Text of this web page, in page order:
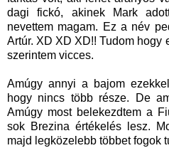
dagi fickó, akinek Mark
nevettem magam. Ez a név
Artúr. XD XD XD!! Tudom hogy
szerintem vicces.
Amúgy annyi a bajom
hogy nincs több része. De
Amúgy most belekezdtem a
sok Brezina értékelés lesz.
majd legközelebb többet fogok